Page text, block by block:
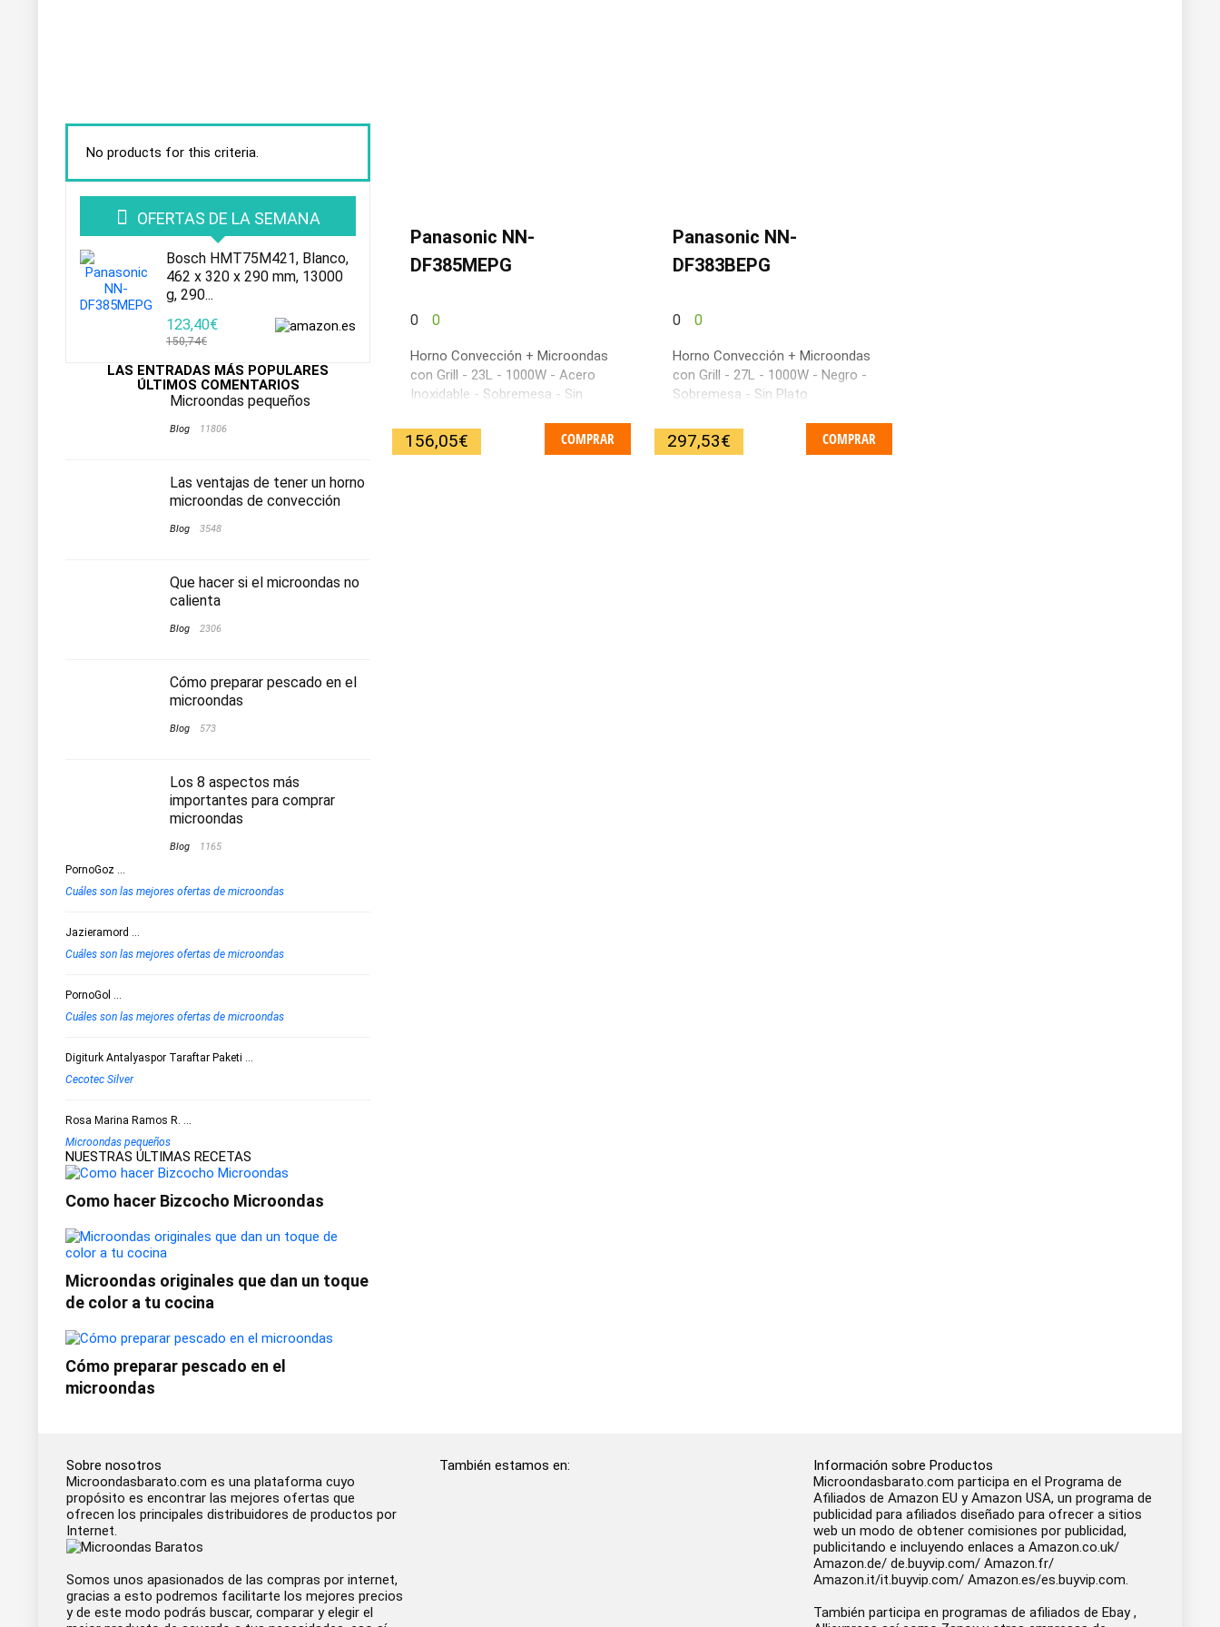
No products for this criteria.
OFERTAS DE LA SEMANA
Bosch HMT75M421, Blanco,
462 x 320 x 290 mm, 13000
g, 290...
123,40€
150,74€
LAS ENTRADAS MÁS POPULARES
ÚLTIMOS COMENTARIOS
Microondas pequeños
Blog 11806
Las ventajas de tener un horno
microondas de convección
Blog 3548
Que hacer si el microondas no
calienta
Blog 2306
Cómo preparar pescado en el
microondas
Blog 573
Los 8 aspectos más
importantes para comprar
microondas
Blog 1165
PornoGoz ...
Cuáles son las mejores ofertas de microondas
Jazieramord ...
Cuáles son las mejores ofertas de microondas
PornoGol ...
Cuáles son las mejores ofertas de microondas
Digiturk Antalyaspor Taraftar Paketi ...
Cecotec Silver
Rosa Marina Ramos R. ...
Microondas pequeños
NUESTRAS ÚLTIMAS RECETAS
Como hacer Bizcocho Microondas
Microondas originales que dan un toque
de color a tu cocina
Cómo preparar pescado en el
microondas
Panasonic NN-
DF385MEPG
0 0
Horno Convección + Microondas
con Grill - 23L - 1000W - Acero
Inoxidable - Sobremesa - Sin
156,05€ COMPRAR
Panasonic NN-
DF383BEPG
0 0
Horno Convección + Microondas
con Grill - 27L - 1000W - Negro -
Sobremesa - Sin Plato
297,53€ COMPRAR
Sobre nosotros
Microondasbarato.com es una plataforma cuyo
propósito es encontrar las mejores ofertas que
ofrecen los principales distribuidores de productos por
Internet.
Somos unos apasionados de las compras por internet,
gracias a esto podremos facilitarte los mejores precios
y de este modo podrás buscar, comparar y elegir el
También estamos en:
Información sobre Productos
Microondasbarato.com participa en el Programa de
Afiliados de Amazon EU y Amazon USA, un programa de
publicidad para afiliados diseñado para ofrecer a sitios
web un modo de obtener comisiones por publicidad,
publicitando e incluyendo enlaces a Amazon.co.uk/
Amazon.de/ de.buyvip.com/ Amazon.fr/
Amazon.it/it.buyvip.com/ Amazon.es/es.buyvip.com.
También participa en programas de afiliados de Ebay ,